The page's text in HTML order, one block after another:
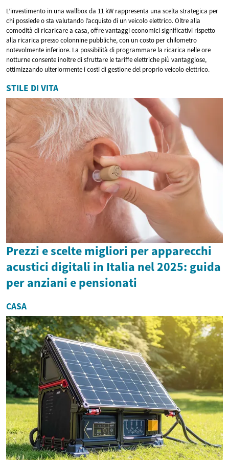
L’investimento in una wallbox da 11 kW rappresenta una scelta strategica per
chi possiede o sta valutando l’acquisto di un veicolo elettrico. Oltre alla
comodità di ricaricare a casa, offre vantaggi economici significativi rispetto
alla ricarica presso colonnine pubbliche, con un costo per chilometro
notevolmente inferiore. La possibilità di programmare la ricarica nelle ore
notturne consente inoltre di sfruttare le tariffe elettriche più vantaggiose,
ottimizzando ulteriormente i costi di gestione del proprio veicolo elettrico.
STILE DI VITA
Prezzi e scelte migliori per apparecchi
acustici digitali in Italia nel 2025: guida
per anziani e pensionati
CASA